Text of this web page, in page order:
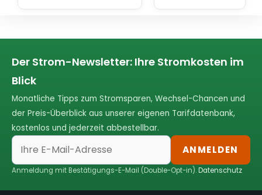
Der Strom-Newsletter: Ihre Stromkosten im
Blick
Monatliche Tipps zum Stromsparen, Wechsel-Chancen und
der Preis-Überblick aus unserer eigenen Tarifdatenbank,
kostenlos und jederzeit abbestellbar.
ANMELDEN
Anmeldung mit Bestätigungs-E-Mail (Double-Opt-in).Datenschutz